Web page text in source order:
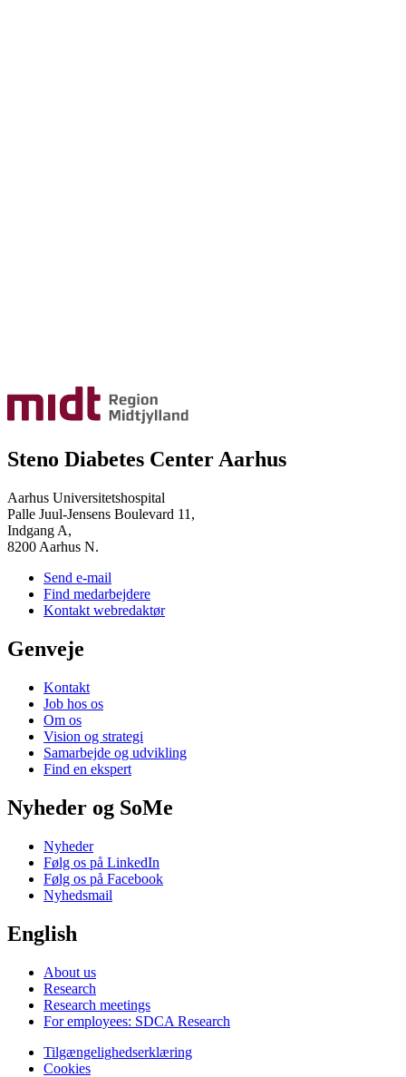
Steno Diabetes Center Aarhus
Aarhus Universitetshospital
Palle Juul-Jensens Boulevard 11,
Indgang A,
8200 Aarhus N.
Send e-mail
Find medarbejdere
Kontakt webredaktør
Genveje
Kontakt
Job hos os
Om os
Vision og strategi
Samarbejde og udvikling
Find en ekspert
Nyheder og SoMe
Nyheder
Følg os på LinkedIn
Følg os på Facebook
Nyhedsmail
English
About us
Research
Research meetings
For employees: SDCA Research
Tilgængelighedserklæring
Cookies